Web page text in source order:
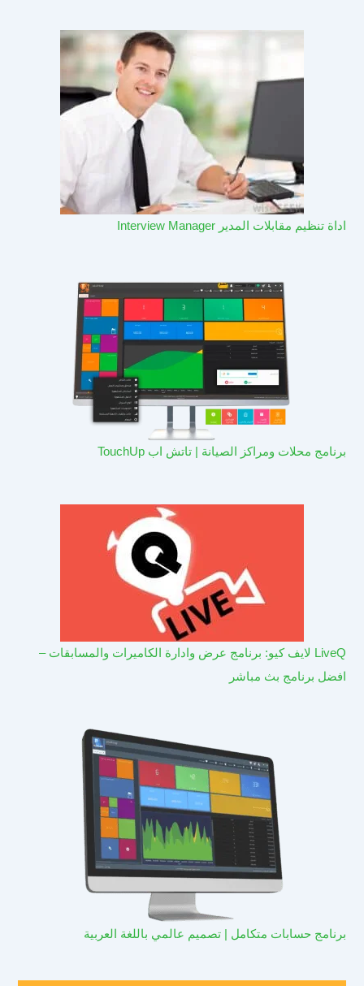
اداة تنظيم مقابلات المدير Interview Manager
برنامج محلات ومراكز الصيانة | تاتش اب TouchUp
LiveQ لايف كيو: برنامج عرض وادارة الكاميرات والمسابقات –
افضل برنامج بث مباشر
برنامج حسابات متكامل | تصميم عالمي باللغة العربية